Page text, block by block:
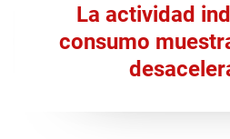
La actividad
consumo